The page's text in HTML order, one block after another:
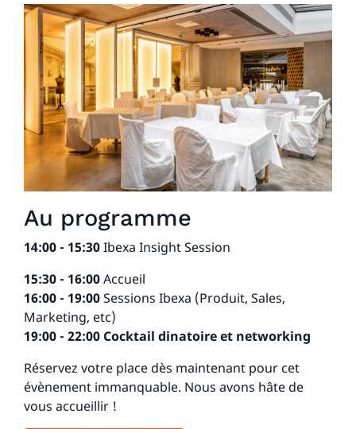
Au programme
14:00 - 15:30Ibexa Insight Session
15:30 - 16:00Accueil
16:00 - 19:00Sessions Ibexa (Produit, Sales,
Marketing, etc)
19:00 - 22:00 Cocktail dinatoire et networking
Réservez votre place dès maintenant pour cet
évènement immanquable. Nous avons hâte de
vous accueillir !